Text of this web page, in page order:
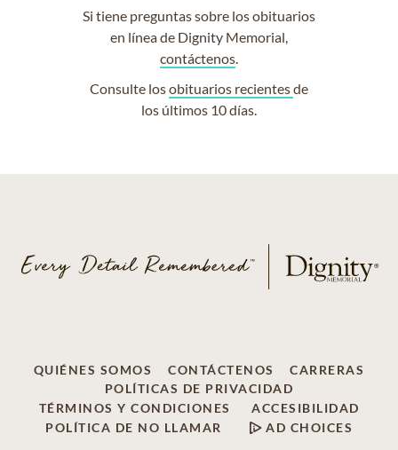
Si tiene preguntas sobre los obituarios
en línea de Dignity Memorial,
contáctenos.
Consulte losobituarios recientesde
los últimos 10 días.
QUIÉNES SOMOS CONTÁCTENOS
CARRERAS
POLÍTICAS DE PRIVACIDAD
TÉRMINOS Y CONDICIONES
ACCESIBILIDAD
POLÍTICA DE NO LLAMAR
AD CHOICES